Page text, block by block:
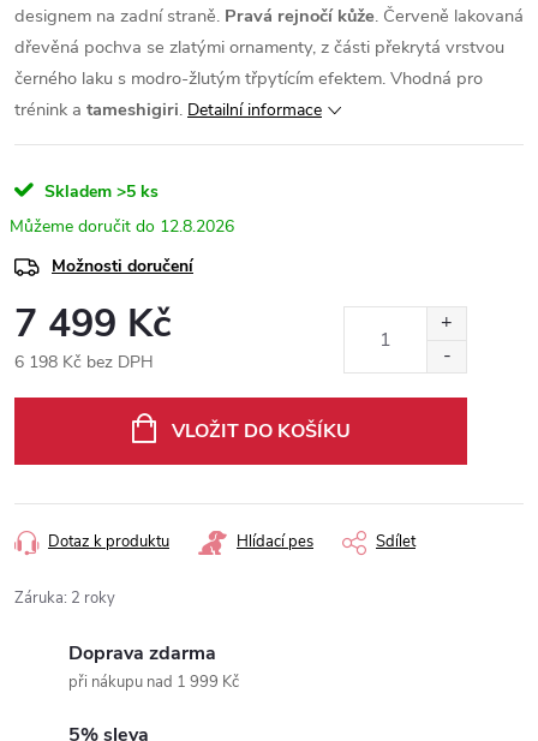
designem na zadní straně. Pravá rejnočí kůže. Červeně lakovaná
dřevěná pochva se zlatými ornamenty, z části překrytá vrstvou
černého laku s modro-žlutým třpytícím efektem. Vhodná pro
trénink a tameshigiri. Detailní informace
Skladem >5 ks
12.8.2026
Možnosti doručení
7 499 Kč
6 198 Kč bez DPH
VLOŽIT DO KOŠÍKU
Dotaz k produktu Hlídací pes Sdílet
Záruka: 2 roky
Doprava zdarma
při nákupu nad 1 999 Kč
5% sleva